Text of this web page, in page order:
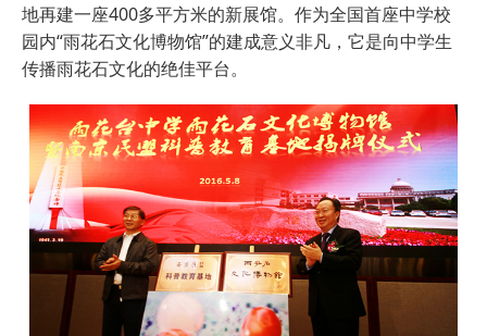
地再建一座400多平方米的新展馆。作为全国首座中学校
园内“雨花石文化博物馆”的建成意义非凡，它是向中学生
传播雨花石文化的绝佳平台。